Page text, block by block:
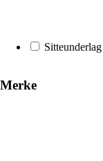
Sitteunderlag
Merke